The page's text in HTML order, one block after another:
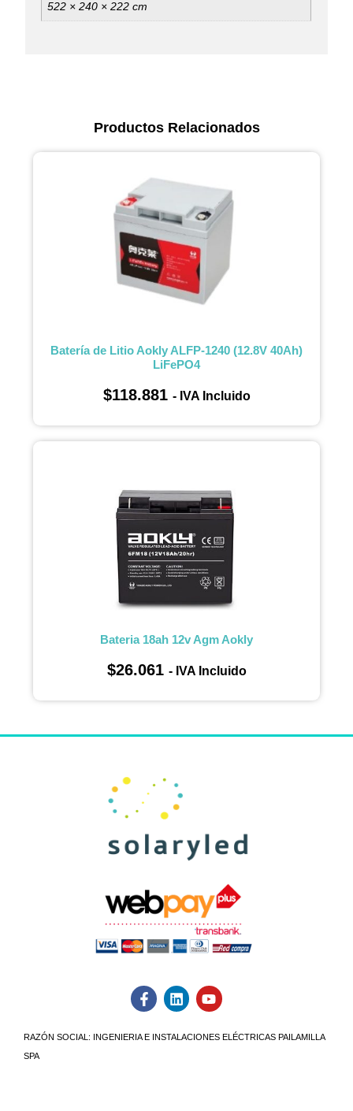
522 × 240 × 222 cm
Productos Relacionados
Batería de Litio Aokly ALFP-1240 (12.8V 40Ah)
LiFePO4
$118.881 - IVA Incluido
Bateria 18ah 12v Agm Aokly
$26.061 - IVA Incluido
RAZÓN SOCIAL: INGENIERIA E INSTALACIONES ELÉCTRICAS PAILAMILLA
SPA